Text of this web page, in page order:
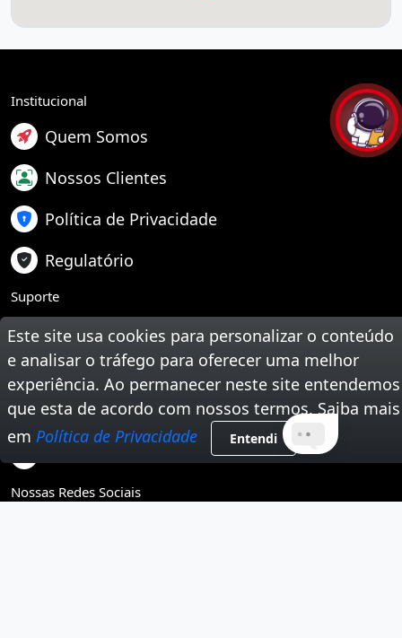
Este site usa cookies para personalizar o conteúdo
e analisar o tráfego para oferecer uma melhor
experiência. Ao permanecer neste site entendemos
que esta de acordo com nossos termos. Saiba mais
em Política de Privacidade Entendi
Institucional
Quem Somos
Nossos Clientes
Política de Privacidade
Regulatório
Suporte
Teste Sua Velocidade
Segunda Via de Boleto
Trabalhe Conosco
Nossas Redes Sociais